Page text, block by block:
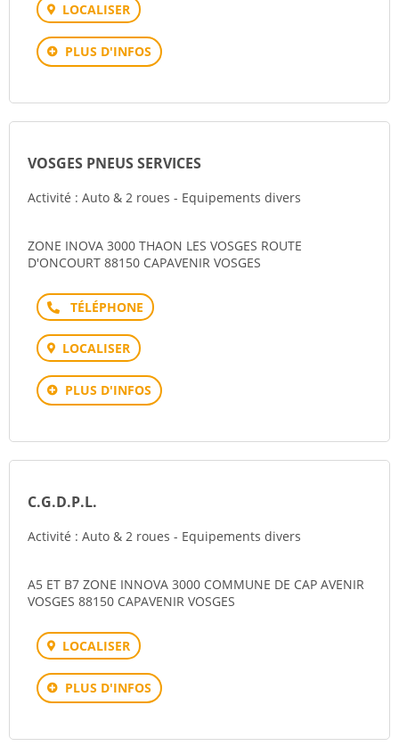
LOCALISER
PLUS D'INFOS
VOSGES PNEUS SERVICES
Activité : Auto & 2 roues - Equipements divers
ZONE INOVA 3000 THAON LES VOSGES ROUTE
D'ONCOURT 88150 CAPAVENIR VOSGES
Téléphone
LOCALISER
PLUS D'INFOS
C.G.D.P.L.
Activité : Auto & 2 roues - Equipements divers
A5 ET B7 ZONE INNOVA 3000 COMMUNE DE CAP AVENIR
VOSGES 88150 CAPAVENIR VOSGES
LOCALISER
PLUS D'INFOS